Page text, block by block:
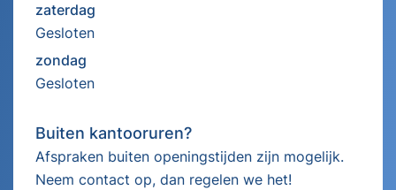
zaterdag
Gesloten
zondag
Gesloten
Buiten kantooruren?
Afspraken buiten openingstijden zijn mogelijk.
Neem contact op, dan regelen we het!